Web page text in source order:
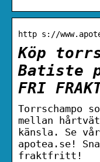
http s://
Köp
Batiste
FRI
Torrschampo
mellan
känsla. Se
apotea.se!
fraktfritt!